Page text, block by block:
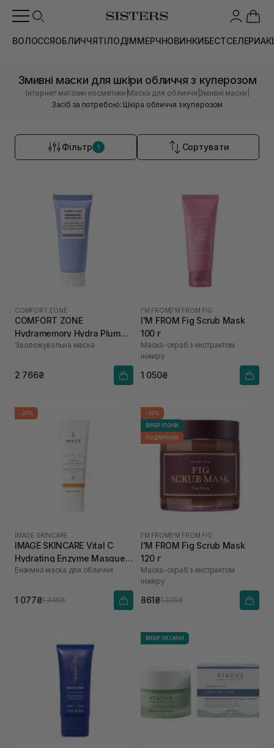
ВОЛОССЯОБЛИЧЧЯТІЛОДІММЕРЧНОВИНКИБЕСТСЕЛЕРИ
Змивні маски для шкіри обличчя з куперозом
Інтернет магазин косметики |Маска для обличчя |Змивні маски
Засіб за потребою: Шкіра обличчя з куперозом
Фільтр 1 Сортувати
COMFORT ZONE
COMFORT ZONE
Hydramemory Hydra Plump
Mask 60 мл
Зволожувальна маска
2 766₴
I'M FROM I'M FROM FIG
I'M FROM Fig Scrub Mask
100 г
Маска-скраб з екстрактом
інжиру
1 050₴
-20%
IMAGE SKINCARE
IMAGE SKINCARE Vital C
Hydrating Enzyme Masque
28 г
Ензимна маска для обличчя
1 077₴1 346₴
-35%
ВИБІР ІЛОНИ
ПОДАРУНОК
I'M FROM I'M FROM FIG
I'M FROM Fig Scrub Mask
120 г
Маска-скраб з екстрактом
інжиру
861₴1 325₴
ВИБІР ОКСАНИ